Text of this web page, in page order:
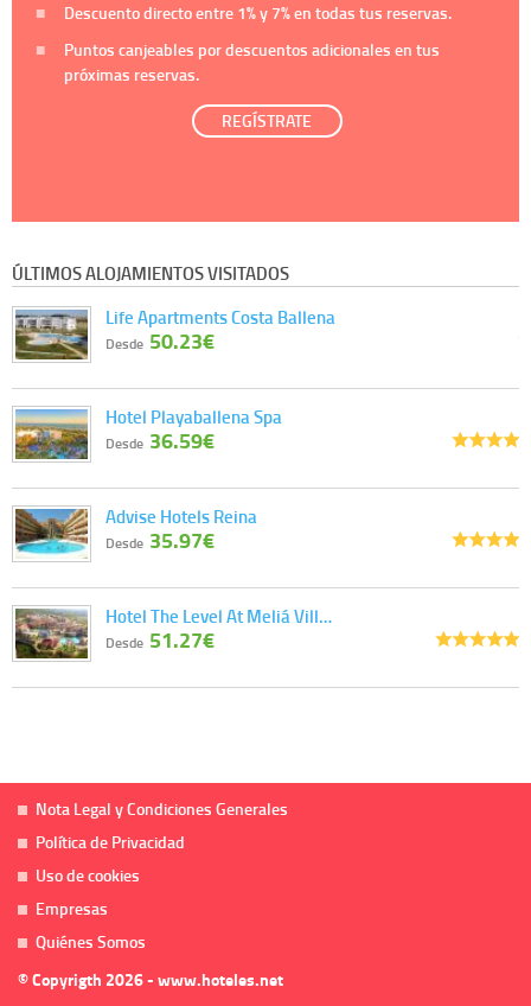
Descuento directo entre 1%y 7%en todas tus reservas.
Puntos canjeables por descuentos adicionales en tus
próximas reservas.
REGÍSTRATE
ÚLTIMOS ALOJAMIENTOS VISITADOS
Life Apartments Costa Ballena
Desde 50.23€
Hotel Playaballena Spa
Desde 36.59€
Advise Hotels Reina
Desde 35.97€
Hotel The Level At Meliá Vill…
Desde 51.27€
Nota Legal y Condiciones Generales
Política de Privacidad
Uso de cookies
Empresas
Quiénes Somos
© Copyrigth 2026 - www.hoteles.net